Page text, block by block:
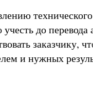
до перевода
заказчику,
и нужных